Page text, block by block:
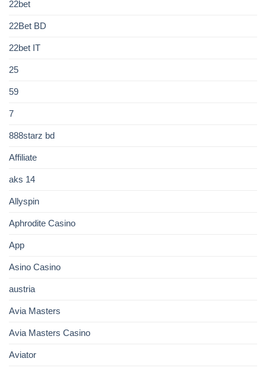
22bet
22Bet BD
22bet IT
25
59
7
888starz bd
Affiliate
aks 14
Allyspin
Aphrodite Casino
App
Asino Casino
austria
Avia Masters
Avia Masters Casino
Aviator